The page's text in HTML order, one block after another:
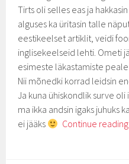
Tirts oli selles eas ja
alguses ka üritasin talle
eestikeelset artiklit, veidi
inglisekeelseid lehti. Ometi
esimeste läkastamiste
Nii mõnedki korrad leidsin
Ja kuna ühiskondlik surve oli
ma ikka andsin igaks juhuks
ei jääks
Continue reading